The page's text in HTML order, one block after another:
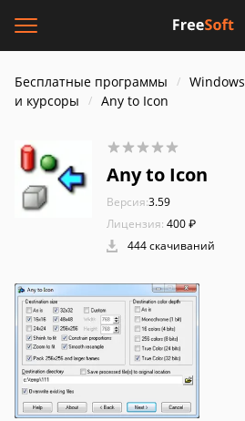
Бесплатные программы Windows
и курсоры
Any to Icon
Any to Icon
Версия:3.59
Лицензия: 400 ₽
444 скачиваний